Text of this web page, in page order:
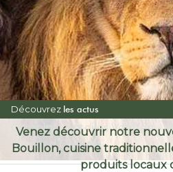
Découvrez les actus
Venez découvrir notre
Bouillon, cuisine
produits locaux
Camping 3 étoiles Vendée»
Sables d’Olonne